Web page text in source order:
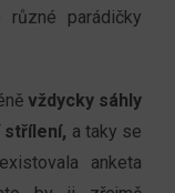
parádičky
vždycky sáhly
střílení, a taky se
anketa